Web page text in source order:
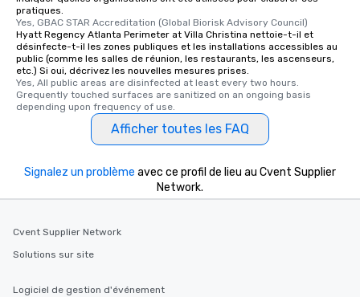
pratiques.
Yes, GBAC STAR Accreditation (Global Biorisk Advisory Council)
Hyatt Regency Atlanta Perimeter at Villa Christina nettoie-t-il et
désinfecte-t-il les zones publiques et les installations accessibles au
public (comme les salles de réunion, les restaurants, les ascenseurs,
etc.) Si oui, décrivez les nouvelles mesures prises.
Yes, All public areas are disinfected at least every two hours.
Grequently touched surfaces are sanitized on an ongoing basis
depending upon frequency of use.
Afficher toutes les FAQ
Signalez un problème avec ce profil de lieu au Cvent Supplier
Network.
Cvent Supplier Network
Solutions sur site
Logiciel de gestion d'événement